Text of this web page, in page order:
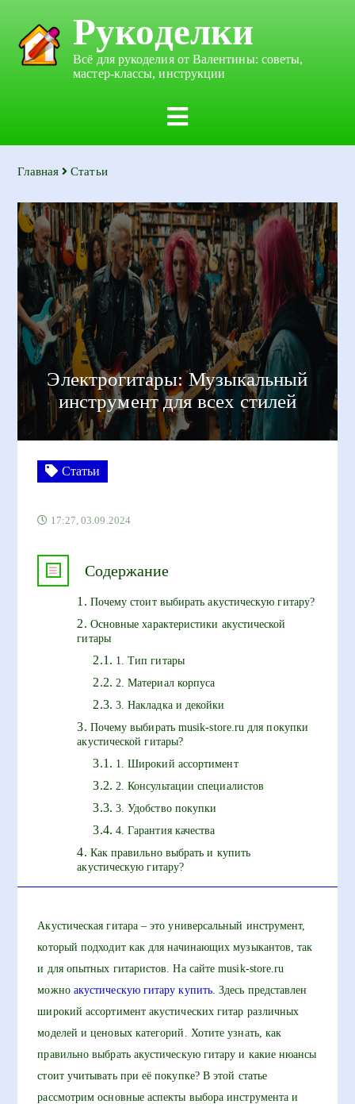
Рукоделки
Всё для рукоделия от Валентины: советы,
мастер-классы, инструкции
Главная Статьи
Электрогитары: Музыкальный
инструмент для всех стилей
Статьи
17:27, 03.09.2024
Содержание
Почему стоит выбирать акустическую гитару?
Основные характеристики акустической
гитары
1. Тип гитары
2. Материал корпуса
3. Накладка и декойки
Почему выбирать musik-store.ru для покупки
акустической гитары?
1. Широкий ассортимент
2. Консультации специалистов
3. Удобство покупки
4. Гарантия качества
Как правильно выбрать и купить
акустическую гитару?
Акустическая гитара – это универсальный инструмент,
который подходит как для начинающих музыкантов, так
и для опытных гитаристов. На сайте musik-store.ru
можно акустическую гитару купить. Здесь представлен
широкий ассортимент акустических гитар различных
моделей и ценовых категорий. Хотите узнать, как
правильно выбрать акустическую гитару и какие нюансы
стоит учитывать при её покупке? В этой статье
рассмотрим основные аспекты выбора инструмента и